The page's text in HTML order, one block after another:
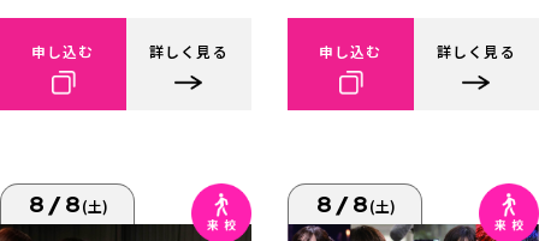
申し込む 詳しく見る 申し込む 詳しく見る
8/8(土) 8/8(土)